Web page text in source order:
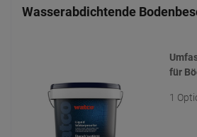
Wasserabdichtende
für
1